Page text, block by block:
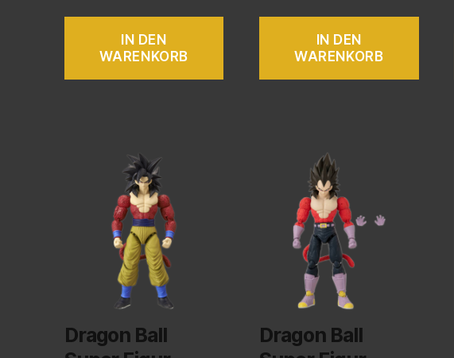
IN DEN
WARENKORB
IN DEN
WARENKORB
Dragon Ball
Dragon Ball